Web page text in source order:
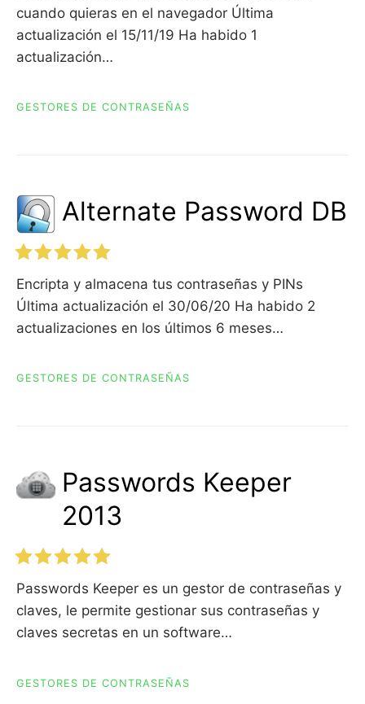
cuando quieras en el navegador Última
actualización el 15/11/19 Ha habido 1
actualización…
GESTORES DE CONTRASEÑAS
Alternate Password DB
Encripta y almacena tus contraseñas y PINs
Última actualización el 30/06/20 Ha habido 2
actualizaciones en los últimos 6 meses…
GESTORES DE CONTRASEÑAS
Passwords Keeper
2013
Passwords Keeper es un gestor de contraseñas y
claves, le permite gestionar sus contraseñas y
claves secretas en un software…
GESTORES DE CONTRASEÑAS